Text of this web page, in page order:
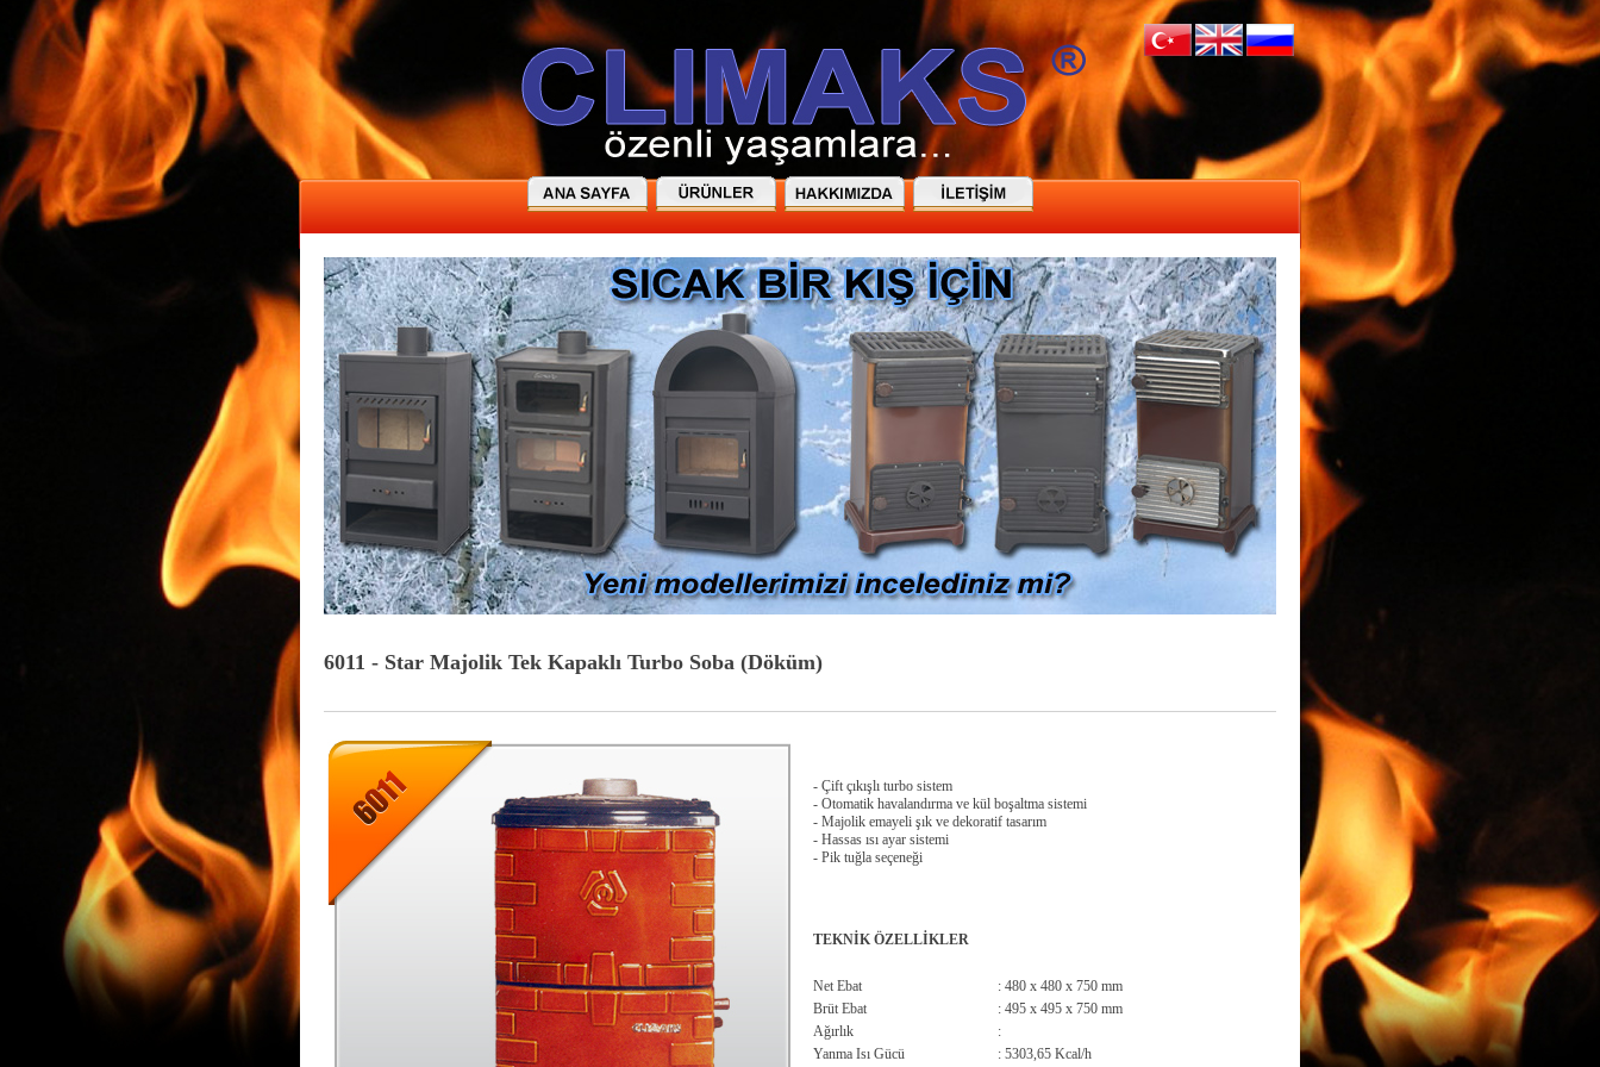
6011 - Star Majolik Tek Kapaklı Turbo Soba (Döküm)
- Çift çıkışlı turbo sistem
- Otomatik havalandırma ve kül boşaltma sistemi
- Majolik emayeli şık ve dekoratif tasarım
- Hassas ısı ayar sistemi
- Pik tuğla seçeneği
TEKNİK ÖZELLİKLER
Net Ebat
: 480 x 480 x 750 mm
Brüt Ebat
: 495 x 495 x 750 mm
Ağırlık
:
Yanma Isı Gücü
: 5303,65 Kcal/h